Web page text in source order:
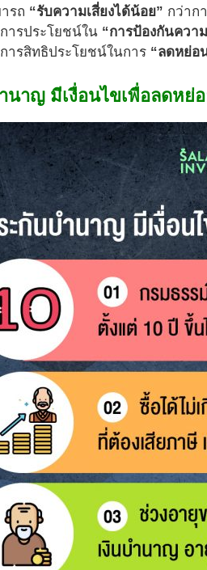
รถ “รับความเสี่ยงได้น้อย” กว่าก
ารประโยชน์ใน “การป้องกันความ
ารสิทธิประโยชน์ในการ “ลดหย่อ
นาญ มีเงื่อนไขเพื่อลดหย่